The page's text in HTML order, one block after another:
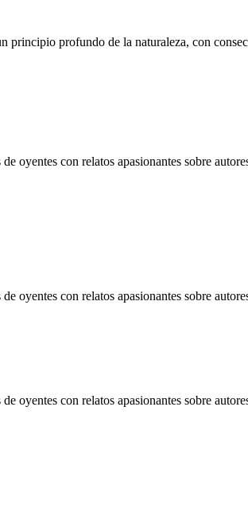
profundo de la naturaleza, con
oyentes con relatos apasionantes sobre
oyentes con relatos apasionantes sobre
oyentes con relatos apasionantes sobre